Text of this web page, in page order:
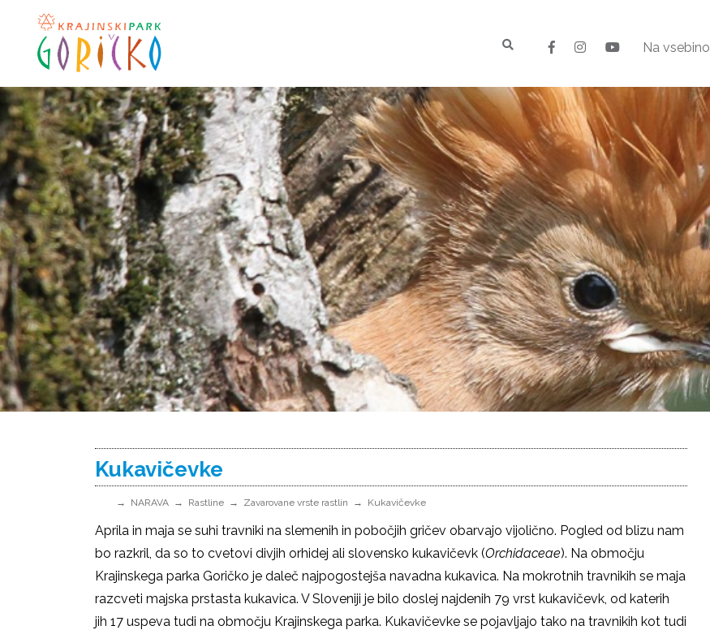
Na vsebino
Kukavičevke
NARAVA Rastline Zavarovane vrste rastlin Kukavičevke
Aprila in maja se suhi travniki na slemenih in pobočjih gričev obarvajo vijolično. Pogled od blizu nam
bo razkril, da so to cvetovi divjih orhidej ali slovensko kukavičevk (Orchidaceae). Na območju
Krajinskega parka Goričko je daleč najpogostejša navadna kukavica. Na mokrotnih travnikih se maja
razcveti majska prstasta kukavica. V Sloveniji je bilo doslej najdenih 79 vrst kukavičevk, od katerih
jih 17 uspeva tudi na območju Krajinskega parka. Kukavičevke se pojavljajo tako na travnikih kot tudi